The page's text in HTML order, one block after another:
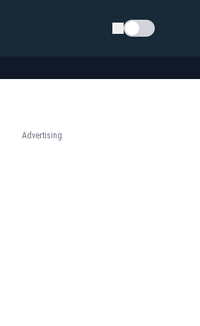
Schimba tema
Advertising